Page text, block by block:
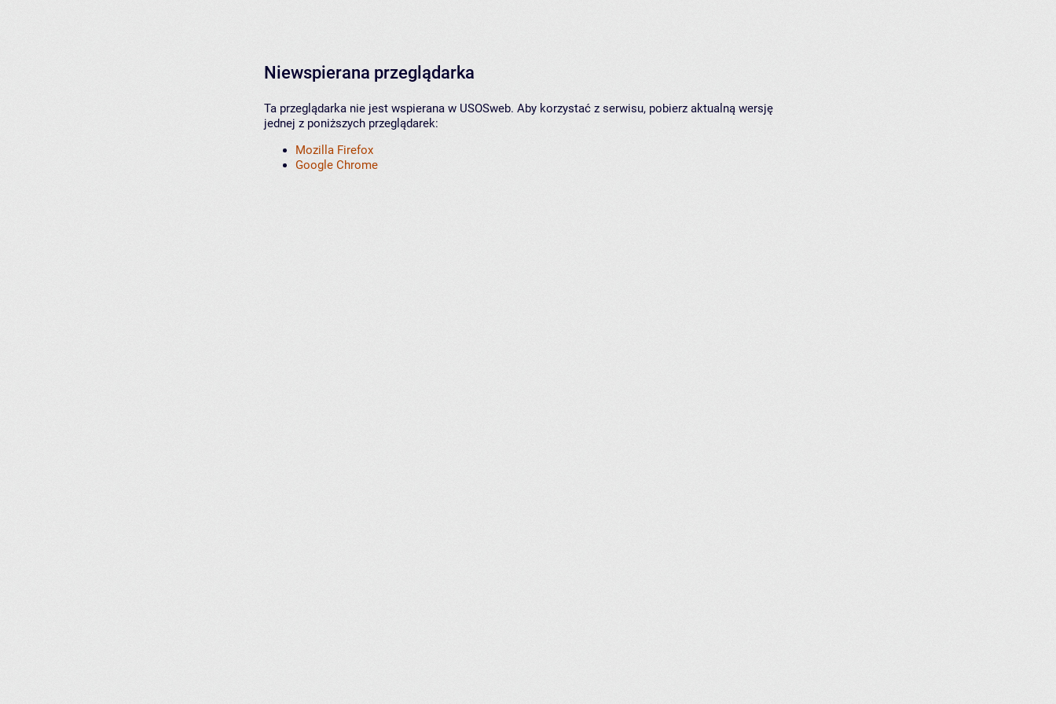
Niewspierana przeglądarka
Ta przeglądarka nie jest wspierana w USOSweb. Aby korzystać z serwisu, pobierz aktualną wersję
jednej z poniższych przeglądarek:
Mozilla Firefox
Google Chrome